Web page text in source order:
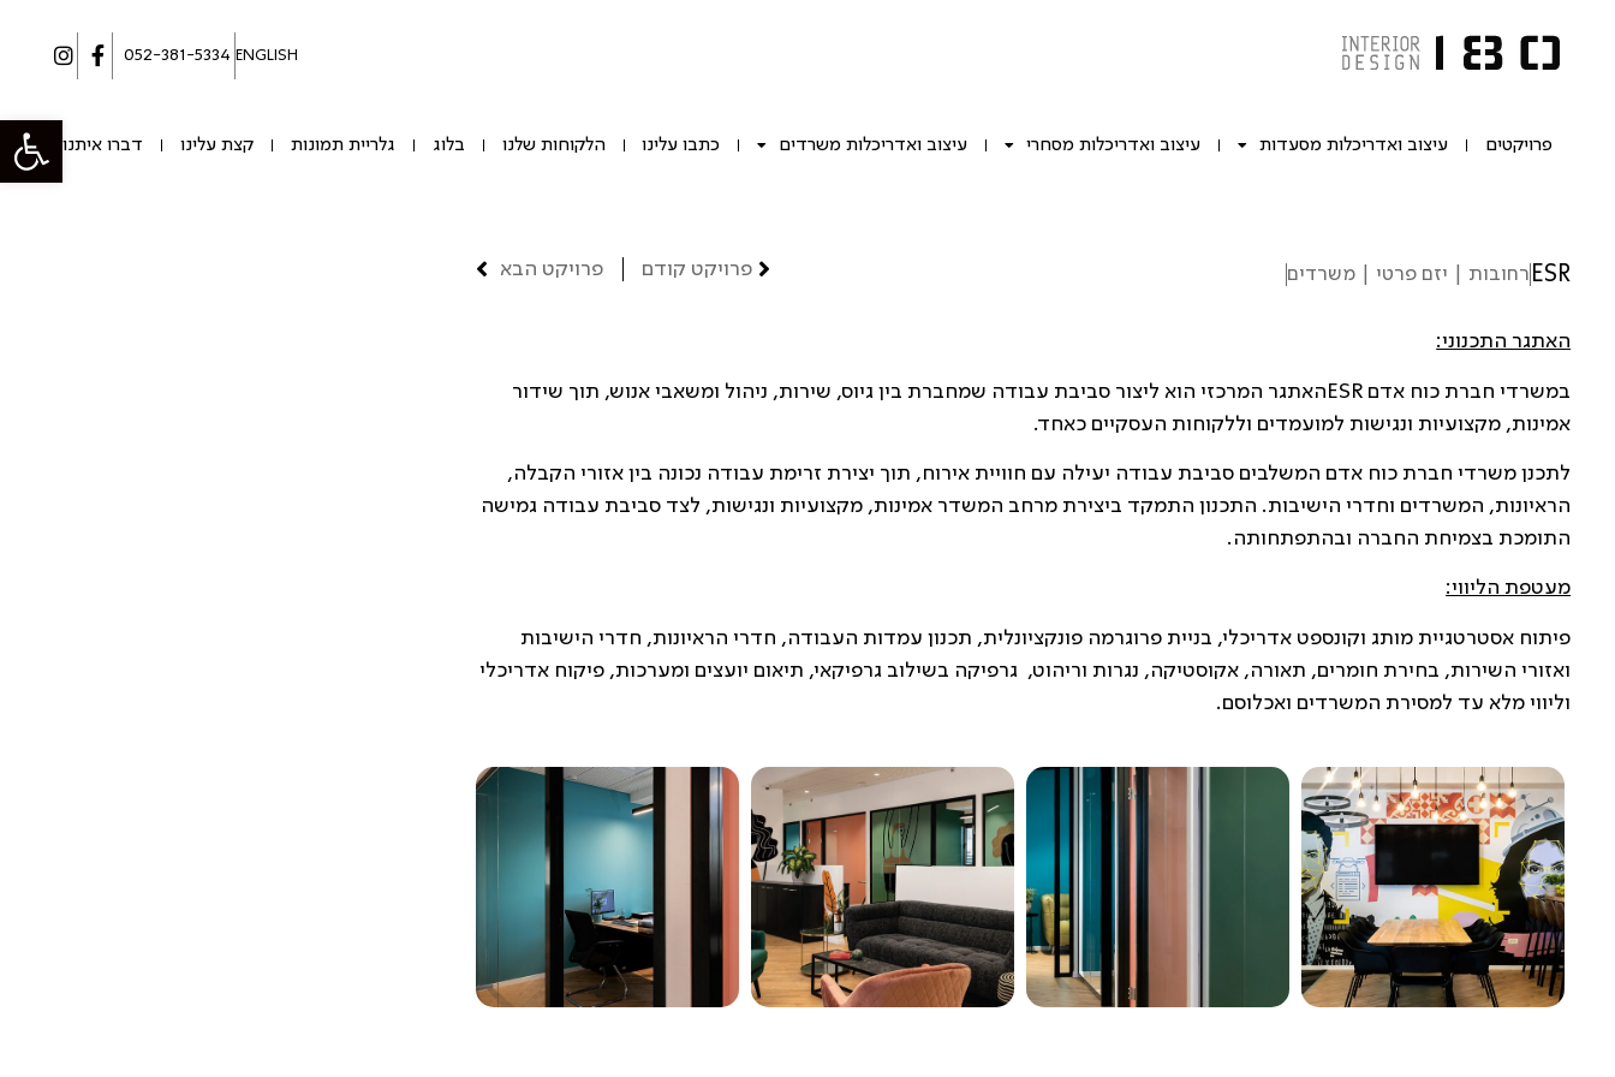
פתח
ENGLISH
פרויקטים עיצוב ואדריכלות מסעדות עיצוב ואדריכלות מסחרי עיצוב ואדריכלות משרדים כתבו עלינו הלקוחות שלנו בלוג גלריית תמונות קצת עלינו דברו איתנו
ESR רחובות | יזם פרטי | משרדים פרויקט קודם פרויקט הבא
האתגר התכנוני:
במשרדי חברת כוח אדם ESRהאתגר המרכזי הוא ליצור סביבת עבודה שמחברת בין גיוס, שירות, ניהול ומשאבי אנוש, תוך שידור
אמינות, מקצועיות ונגישות למועמדים וללקוחות העסקיים כאחד.
לתכנן משרדי חברת כוח אדם המשלבים סביבת עבודה יעילה עם חוויית אירוח, תוך יצירת זרימת עבודה נכונה בין אזורי הקבלה,
הראיונות, המשרדים וחדרי הישיבות. התכנון התמקד ביצירת מרחב המשדר אמינות, מקצועיות ונגישות, לצד סביבת עבודה גמישה
התומכת בצמיחת החברה ובהתפתחותה.
מעטפת הליווי:
פיתוח אסטרטגיית מותג וקונספט אדריכלי, בניית פרוגרמה פונקציונלית, תכנון עמדות העבודה, חדרי הראיונות, חדרי הישיבות
ואזורי השירות, בחירת חומרים, תאורה, אקוסטיקה, נגרות וריהוט, גרפיקה בשילוב גרפיקאי, תיאום יועצים ומערכות, פיקוח אדריכלי
וליווי מלא עד למסירת המשרדים ואכלוסם.